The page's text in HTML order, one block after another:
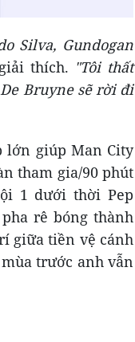
Silva, Gundogan
thích. "Tôi thất
Bruyne sẽ rời đi
lớn giúp Man City
tham gia/90 phút
1 dưới thời Pep
rê bóng thành
giữa tiền vệ cánh
trước anh vẫn